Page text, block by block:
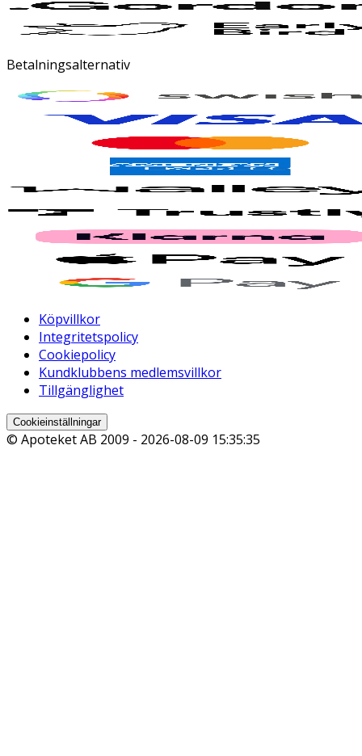
Betalningsalternativ
Köpvillkor
Integritetspolicy
Cookiepolicy
Kundklubbens medlemsvillkor
Tillgänglighet
Cookieinställningar
© Apoteket AB 2009 - 2026-08-09 15:35:35